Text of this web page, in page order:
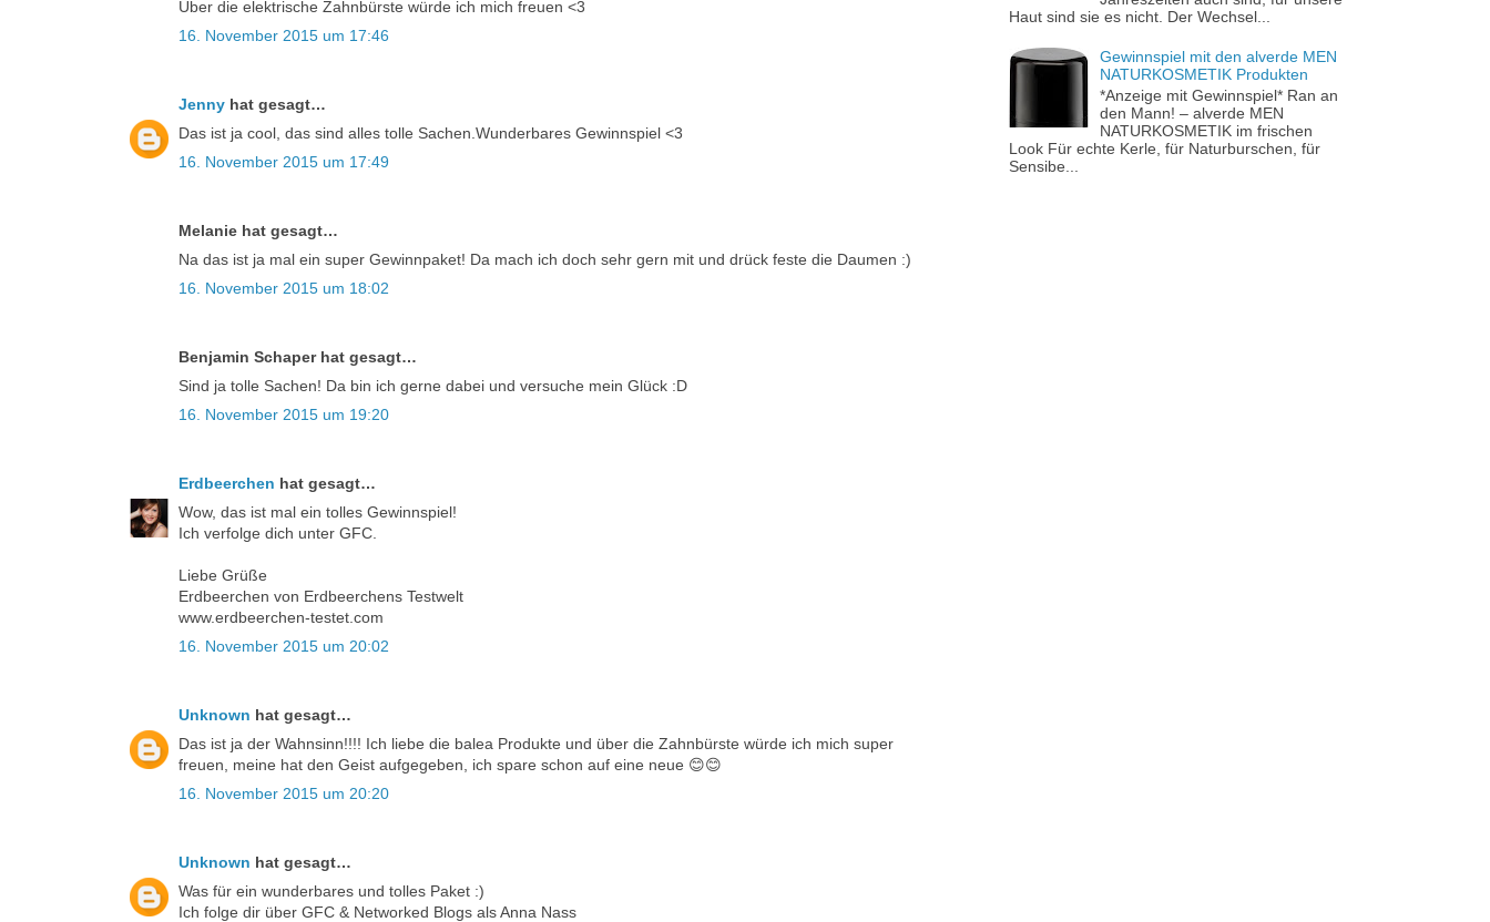
Über die elektrische Zahnbürste würde ich mich freuen <3
16. November 2015 um 17:46
Jenny hat gesagt…
Das ist ja cool, das sind alles tolle Sachen.Wunderbares Gewinnspiel <3
16. November 2015 um 17:49
Melanie hat gesagt…
Na das ist ja mal ein super Gewinnpaket! Da mach ich doch sehr gern mit und drück feste die Daumen :)
16. November 2015 um 18:02
Benjamin Schaper hat gesagt…
Sind ja tolle Sachen! Da bin ich gerne dabei und versuche mein Glück :D
16. November 2015 um 19:20
Erdbeerchen hat gesagt…
Wow, das ist mal ein tolles Gewinnspiel!
Ich verfolge dich unter GFC.
Liebe Grüße
Erdbeerchen von Erdbeerchens Testwelt
www.erdbeerchen-testet.com
16. November 2015 um 20:02
Unknown hat gesagt…
Das ist ja der Wahnsinn!!!! Ich liebe die balea Produkte und über die Zahnbürste würde ich mich super
freuen, meine hat den Geist aufgegeben, ich spare schon auf eine neue 😊😊
16. November 2015 um 20:20
Unknown hat gesagt…
Was für ein wunderbares und tolles Paket :)
Ich folge dir über GFC & Networked Blogs als Anna Nass
Haut sind sie es nicht. Der Wechsel...
Gewinnspiel mit den alverde MEN
NATURKOSMETIK Produkten
*Anzeige mit Gewinnspiel* Ran an
den Mann! – alverde MEN
NATURKOSMETIK im frischen
Look Für echte Kerle, für Naturburschen, für
Sensibe...